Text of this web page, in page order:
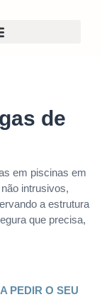
de
em piscinas em
intrusivos,
a estrutura
que precisa,
PEDIR O SEU